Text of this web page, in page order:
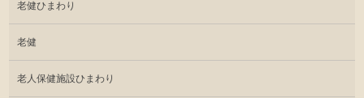
老健ひまわり
老健
老人保健施設ひまわり